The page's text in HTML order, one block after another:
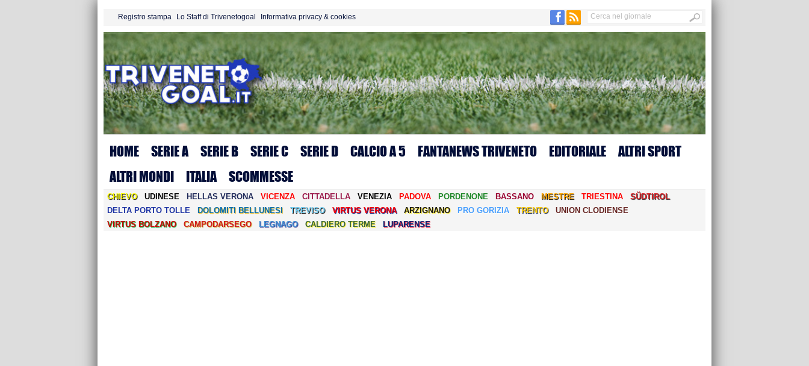
Registro stampa Lo Staff di Trivenetogoal Informativa privacy & cookies
HOME SERIE A SERIE B SERIE C SERIE D CALCIO A 5 FANTANEWS TRIVENETO EDITORIALE ALTRI SPORT
ALTRI MONDI ITALIA SCOMMESSE
CHIEVO UDINESE HELLAS VERONA VICENZA CITTADELLA VENEZIA PADOVA PORDENONE BASSANO MESTRE TRIESTINA
SÜDTIROL
DELTA PORTO TOLLE
DOLOMITI BELLUNESI TREVISO VIRTUS VERONA ARZIGNANO PRO GORIZIA TRENTO
UNION CLODIENSE
VIRTUS BOLZANO
CAMPODARSEGO LEGNAGO CALDIERO TERME LUPARENSE